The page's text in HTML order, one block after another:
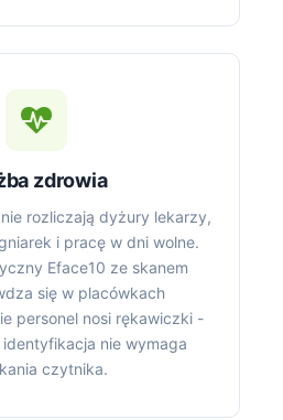
zdrowia
rozliczają dyżury lekarzy,
i pracę w dni wolne.
Eface10 ze skanem
się w placówkach
personel nosi rękawiczki -
nie wymaga
czytnika.